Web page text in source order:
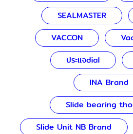
SEALMASTER
VACCON
ประแจdial
INA Brand
Slide bearing
Slide Unit NB Brand